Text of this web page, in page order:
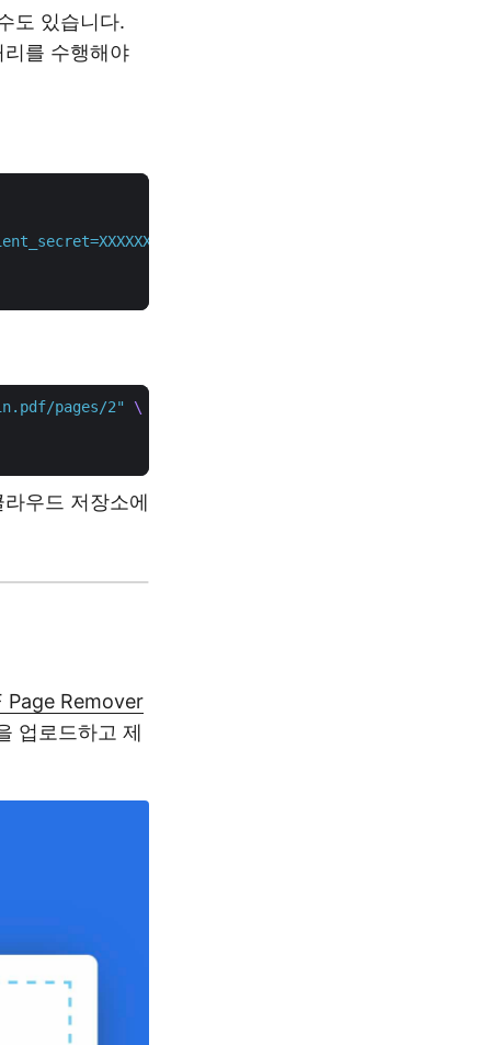
도 있습니다.
를 수행해야
pages/2"
우드 저장소에
Page Remover
업로드하고 제